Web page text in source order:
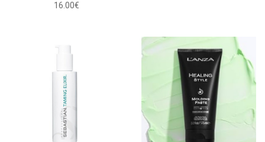
16.00€